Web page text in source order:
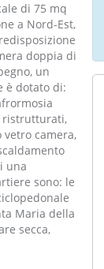
di 75 mq
a Nord-Est,
doppia di
un
è dotato di:
ristrutturati,
camera,
una
sono: le
Maria della
secca,